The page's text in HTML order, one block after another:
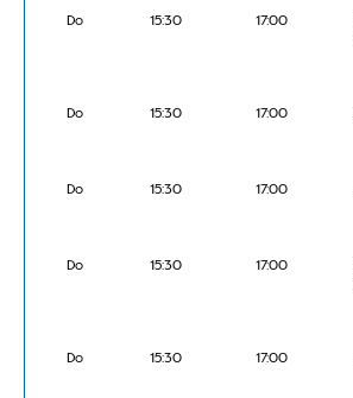
Do 15:30 17:00
Do 15:30 17:00
Do 15:30 17:00
Do 15:30 17:00
Do 15:30 17:00